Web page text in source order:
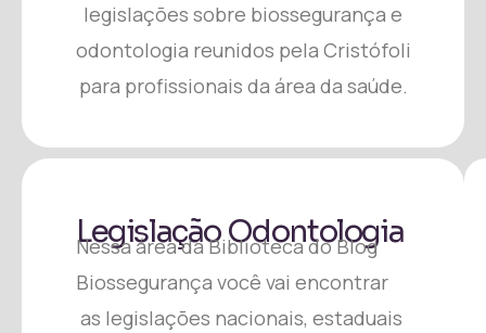
legislações sobre biossegurança e
odontologia reunidos pela Cristófoli
para profissionais da área da saúde.
Legislação Odontologia
Nessa área da Biblioteca do Blog
Biossegurança você vai encontrar
as legislações nacionais, estaduais